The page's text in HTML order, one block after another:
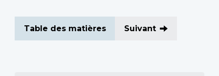
Table des matières Suivant